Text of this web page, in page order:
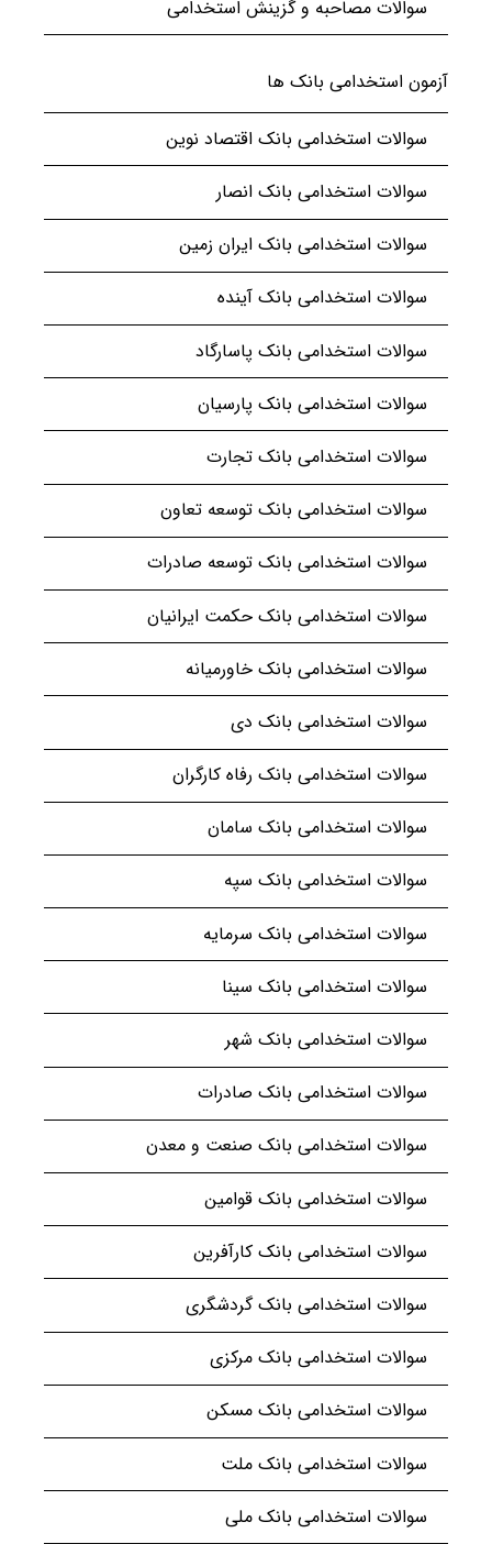
سوالات مصاحبه و گزینش استخدامی
آزمون استخدامی بانک ها
سوالات استخدامی بانک اقتصاد نوین
سوالات استخدامی بانک انصار
سوالات استخدامی بانک ایران زمین
سوالات استخدامی بانک آینده
سوالات استخدامی بانک پاسارگاد
سوالات استخدامی بانک پارسیان
سوالات استخدامی بانک تجارت
سوالات استخدامی بانک توسعه تعاون
سوالات استخدامی بانک توسعه صادرات
سوالات استخدامی بانک حکمت ایرانیان
سوالات استخدامی بانک خاورمیانه
سوالات استخدامی بانک دی
سوالات استخدامی بانک رفاه کارگران
سوالات استخدامی بانک سامان
سوالات استخدامی بانک سپه
سوالات استخدامی بانک سرمایه
سوالات استخدامی بانک سینا
سوالات استخدامی بانک شهر
سوالات استخدامی بانک صادرات
سوالات استخدامی بانک صنعت و معدن
سوالات استخدامی بانک قوامین
سوالات استخدامی بانک کارآفرین
سوالات استخدامی بانک گردشگری
سوالات استخدامی بانک مرکزی
سوالات استخدامی بانک مسکن
سوالات استخدامی بانک ملت
سوالات استخدامی بانک ملی